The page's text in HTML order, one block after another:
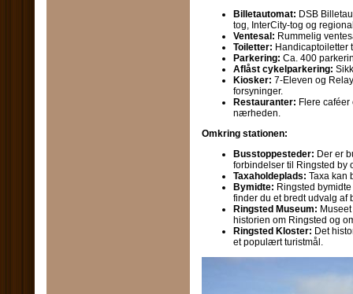
Billetautomat: DSB
tog, InterCity-tog og
Ventesal: Rummelig
Toiletter:
Parkering: Ca. 400
Aflåst cykelparkering:
Kiosker: 7-Eleven og
forsyninger.
Restauranter: Flere
nærheden.
Omkring stationen:
Busstoppesteder: Der er
forbindelser til Ringsted by
Taxaholdeplads: Taxa kan
Bymidte: Ringsted
finder du et bredt udvalg af
Ringsted Museum:
historien om Ringsted og
Ringsted Kloster: Det
et populært turistmål.